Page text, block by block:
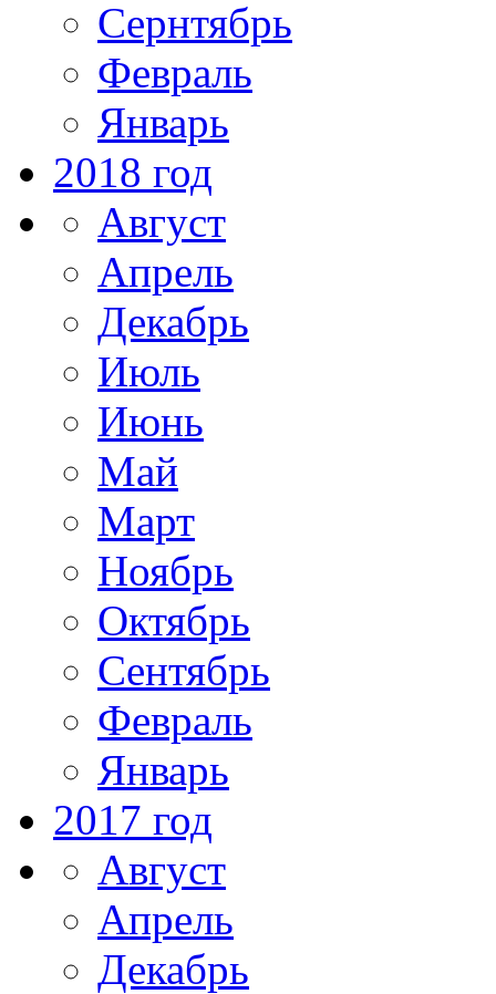
Сернтябрь
Февраль
Январь
2018 год
Август
Апрель
Декабрь
Июль
Июнь
Май
Март
Ноябрь
Октябрь
Сентябрь
Февраль
Январь
2017 год
Август
Апрель
Декабрь